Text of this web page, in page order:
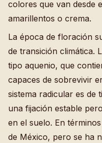
colores que van desde
amarillentos o crema.
La época de floración
de transición climática.
tipo aquenio, que
capaces de sobrevivir
sistema radicular es de
una fijación estable
en el suelo. En
de México, pero se ha